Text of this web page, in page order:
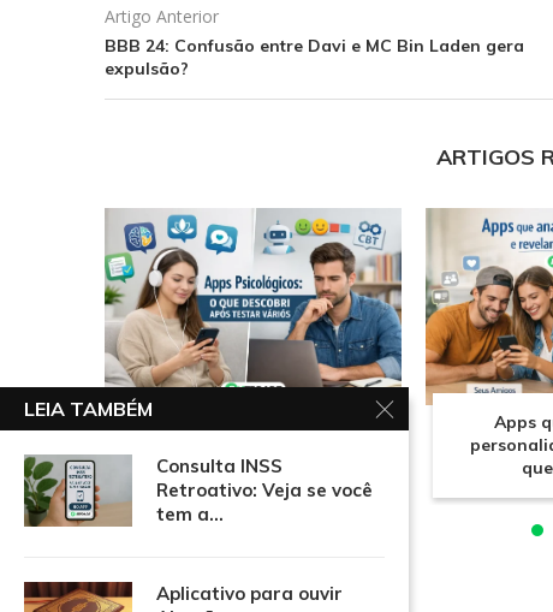
Artigo Anterior
BBB 24: Confusão entre Davi e MC Bin Laden gera
expulsão?
ARTIGOS
Apps psicológicos: o que
Apps
LEIA TAMBÉM
Consulta INSS
Retroativo: Veja se você
tem a...
Aplicativo para ouvir